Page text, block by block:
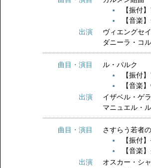
【振付
【音楽
出演
ヴィエングセ
ダニーラ・コ
曲目・演目
ル・パルク
【振付
【音楽
出演
イザベル・ゲ
マニュエル・
曲目・演目
さすらう若
【振付
【音楽
出演
オスカー・シ